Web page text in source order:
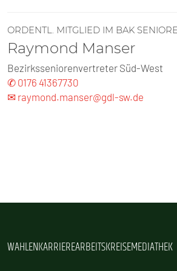
ORDENTL. MITGLIED IM BAK
Raymond Manser
Bezirksseniorenvertreter Süd-West
✆ 0176 41367730
✉ raymond.manser@gdl-sw.de
WAHLENKARRIEREARBEITSKREISEMEDIATHEK